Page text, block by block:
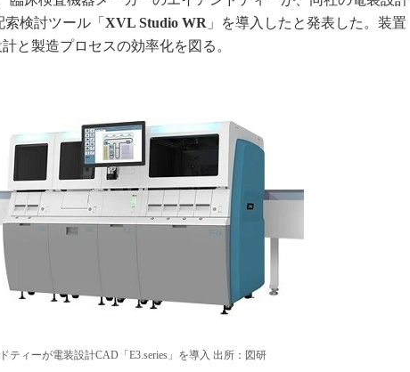
産業オープンネット展
3Dプリンタ
イノベーション
製造業ビッグデータ
メイドインジャパン
植物工場
知財マネジメント
グローバル設計・開発
制御セキュリティ
索検討ツール「 XVL Studio WR 」を導入したと発表した。装置
と製造プロセスの効率化を図る。
ティーが電装設計CAD「E3.series」を導入 出所：図研